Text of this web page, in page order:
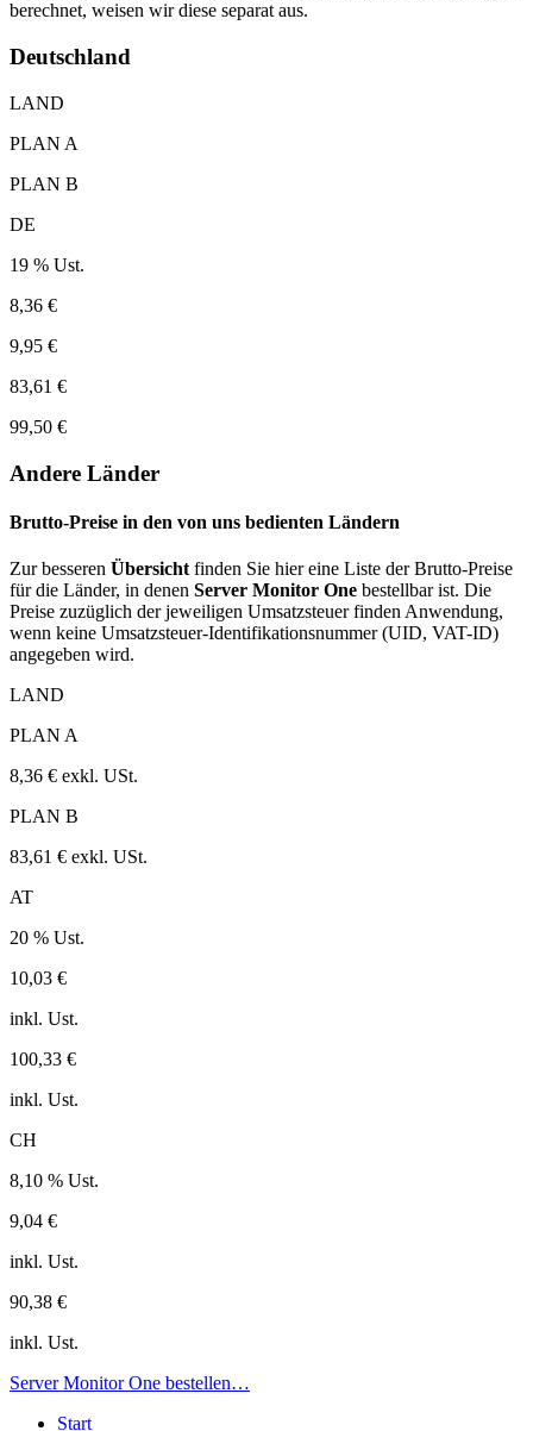
berechnet, weisen wir diese separat aus.
Deutschland
LAND
PLAN A
PLAN B
DE
19 % Ust.
8,36 €
9,95 €
83,61 €
99,50 €
Andere Länder
Brutto-Preise in den von uns bedienten Ländern
Zur besseren Übersicht finden Sie hier eine Liste der Brutto-Preise
für die Länder, in denen Server Monitor One bestellbar ist. Die
Preise zuzüglich der jeweiligen Umsatzsteuer finden Anwendung,
wenn keine Umsatzsteuer-Identifikationsnummer (UID, VAT-ID)
angegeben wird.
LAND
PLAN A
8,36 € exkl. USt.
PLAN B
83,61 € exkl. USt.
AT
20 % Ust.
10,03 €
inkl. Ust.
100,33 €
inkl. Ust.
CH
8,10 % Ust.
9,04 €
inkl. Ust.
90,38 €
inkl. Ust.
Server Monitor One bestellen…
Start